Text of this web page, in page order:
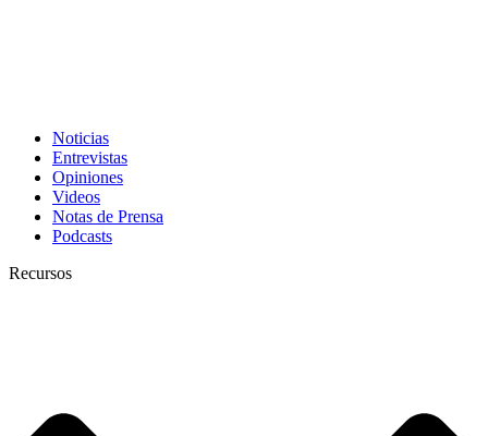
Noticias
Entrevistas
Opiniones
Videos
Notas de Prensa
Podcasts
Recursos